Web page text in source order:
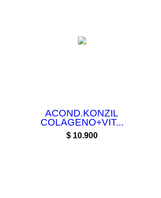
ACOND.KONZIL
COLAGENO+VIT...
Precio
$ 10.900